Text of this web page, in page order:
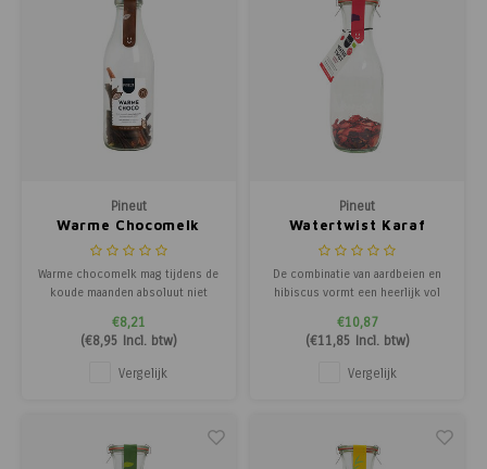
Pineut
Warme Chocomelk
Warme chocomelk mag tijdens de
koude maanden absoluut niet
zet je in een handomdraai een
heerlijke kop op tafel en geniet je
van pure warmte. In de fles vind je
luxe chocoladekrullen en een
€8,21
(€8,95 Incl. btw)
Vergelijk
Pineut
Watertwist Karaf
Aardbei Hibiscus
De combinatie van aardbeien en
hibiscus vormt een heerlijk vol
boordevol antioxidanten en de
aardbeien geven je vitamine C een
natuurlijke boost, je bloeit er
helemaal van op! Deze
€10,87
(€11,85 Incl. btw)
Vergelijk